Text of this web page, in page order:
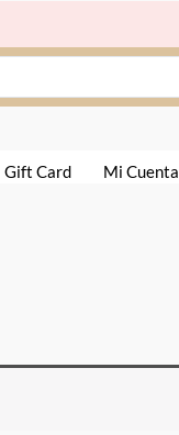
Gift Card Mi Cuenta